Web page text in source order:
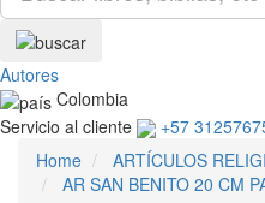
Autores
Colombia
Servicio al cliente
+57
Home
ARTÍCULOS
AR SAN BENITO 20 CM